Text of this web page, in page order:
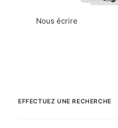
Nous écrire
EFFECTUEZ UNE RECHERCHE